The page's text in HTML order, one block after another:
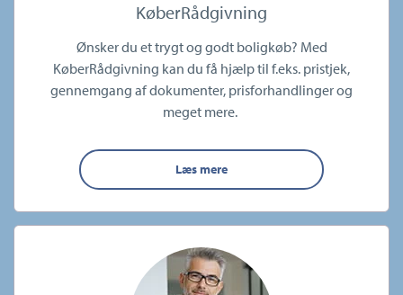
KøberRådgivning
Ønsker du et trygt og godt boligkøb? Med
KøberRådgivning kan du få hjælp til f.eks. pristjek,
gennemgang af dokumenter, prisforhandlinger og
meget mere.
Læs mere